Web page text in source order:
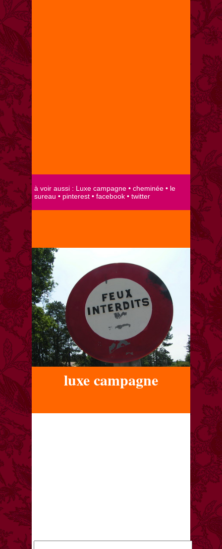
luxe campagne